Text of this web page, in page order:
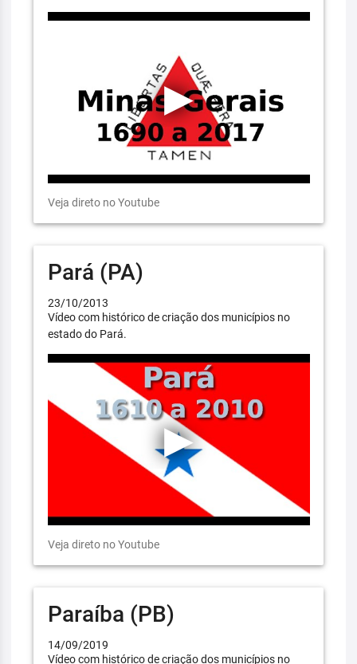
Veja direto no Youtube
Pará (PA)
23/10/2013
Vídeo com histórico de criação dos municípios no
estado do Pará.
Veja direto no Youtube
Paraíba (PB)
14/09/2019
Vídeo com histórico de criação dos municípios no